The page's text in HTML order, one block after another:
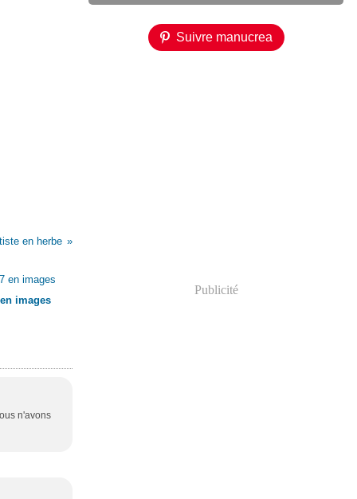
en herbe
images
n'avons
Suivre manucrea
Publicité